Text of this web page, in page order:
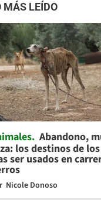
MÁS LEÍDO
Abandono,
los destinos de
ser usados en
Nicole Donoso